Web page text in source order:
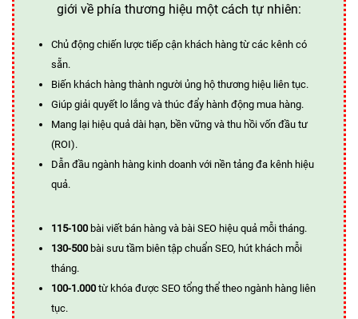
giới về phía thương hiệu một cách tự nhiên:
Chủ động chiến lược tiếp cận khách hàng từ các kênh có
sẵn.
Biến khách hàng thành người ủng hộ thương hiệu liên tục.
Giúp giải quyết lo lắng và thúc đẩy hành động mua hàng.
Mang lại hiệu quả dài hạn, bền vững và thu hồi vốn đầu tư
(ROI).
Dẫn đầu ngành hàng kinh doanh với nền tảng đa kênh hiệu
quả.
115-100 bài viết bán hàng và bài SEO hiệu quả mỗi tháng.
130-500 bài sưu tầm biên tập chuẩn SEO, hút khách mỗi
tháng.
100-1.000 từ khóa được SEO tổng thể theo ngành hàng liên
tục.